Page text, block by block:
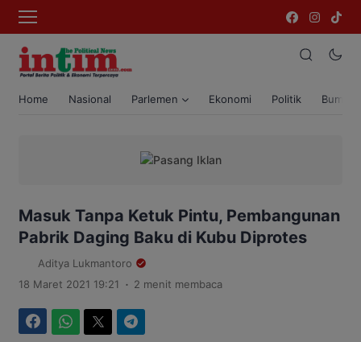
Home Nasional Parlemen Ekonomi Politik Bumi
Masuk Tanpa Ketuk Pintu, Pembangunan
Pabrik Daging Baku di Kubu Diprotes
Aditya Lukmantoro
18 Maret 2021 19:21
. 2 menit membaca